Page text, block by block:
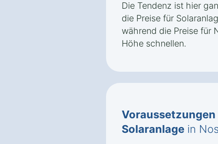
Die Tendenz ist hier
die Preise für
während die Preise für
Höhe schnellen.
Voraussetzungen
Solaranlage in